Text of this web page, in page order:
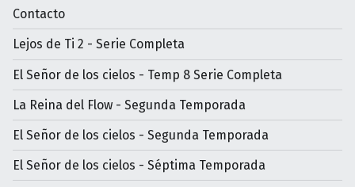
Contacto
Lejos de Ti 2 - Serie Completa
El Señor de los cielos - Temp 8 Serie Completa
La Reina del Flow - Segunda Temporada
El Señor de los cielos - Segunda Temporada
El Señor de los cielos - Séptima Temporada